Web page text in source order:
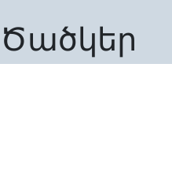
Ծածկեր